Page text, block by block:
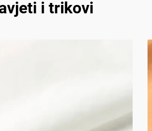
i trikovi